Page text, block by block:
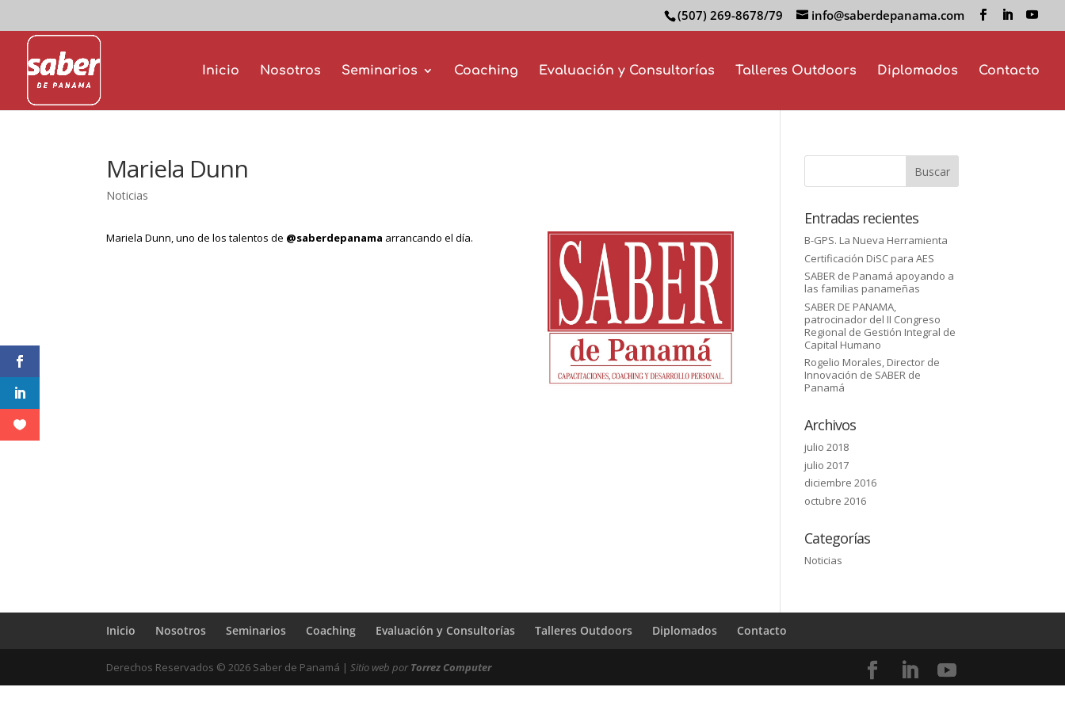
(507) 269-8678/79 info@saberdepanama.com
Inicio Nosotros Seminarios Coaching Evaluación y Consultorías Talleres Outdoors Diplomados Contacto
Mariela Dunn
Noticias
Mariela Dunn, uno de los talentos de @saberdepanama arrancando el día.
Entradas recientes
B-GPS. La Nueva Herramienta
Certificación DiSC para AES
SABER de Panamá apoyando a
las familias panameñas
SABER DE PANAMA,
patrocinador del II Congreso
Regional de Gestión Integral de
Capital Humano
Rogelio Morales, Director de
Innovación de SABER de
Panamá
Archivos
julio 2018
julio 2017
diciembre 2016
octubre 2016
Categorías
Noticias
Inicio Nosotros Seminarios Coaching Evaluación y Consultorías Talleres Outdoors Diplomados Contacto
Derechos Reservados © 2026 Saber de Panamá | Sitio web porTorrez Computer